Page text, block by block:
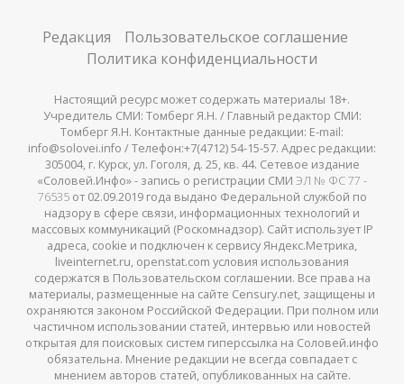
Редакция
Пользовательское соглашение
Политика конфиденциальности
Настоящий ресурс может содержать материалы 18+.
Учредитель СМИ: Томберг Я.Н. / Главный редактор СМИ:
Томберг Я.Н. Контактные данные редакции: E-mail:
info@solovei.info / Телефон:+7(4712) 54-15-57. Адрес редакции:
305004, г. Курск, ул. Гоголя, д. 25, кв. 44. Сетевое издание
«Соловей.Инфо» - запись о регистрации СМИ ЭЛ № ФС 77 -
76535от 02.09.2019 года выдано Федеральной службой по
надзору в сфере связи, информационных технологий и
массовых коммуникаций (Роскомнадзор). Сайт использует IP
адреса, cookie и подключен к сервису Яндекс.Метрика,
liveinternet.ru, openstat.com условия использования
содержатся в Пользовательском соглашении. Все права на
материалы, размещенные на сайте Censury.net, защищены и
охраняются законом Российской Федерации. При полном или
частичном использовании статей, интервью или новостей
открытая для поисковых систем гиперссылка на Соловей.инфо
обязательна. Мнение редакции не всегда совпадает с
мнением авторов статей, опубликованных на сайте.